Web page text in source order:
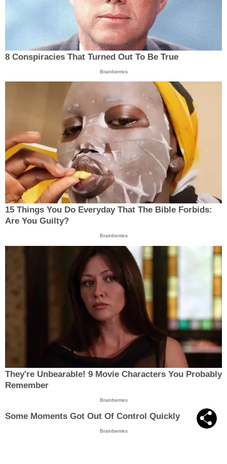
8 Conspiracies That Turned Out To Be True
Brainberries
15 Things You Do Everyday That The Bible Forbids:
Are You Guilty?
Brainberries
They're Unbearable! 9 Movie Characters You Probably
Remember
Brainberries
Some Moments Got Out Of Control Quickly
Brainberries